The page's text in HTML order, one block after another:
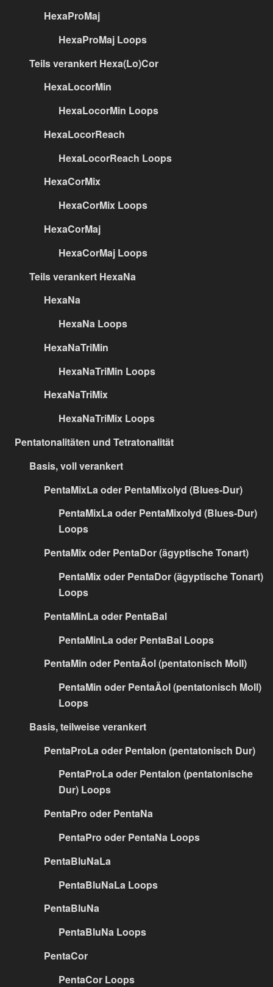
HexaProMaj
HexaProMaj Loops
Teils verankert Hexa(Lo)Cor
HexaLocorMin
HexaLocorMin Loops
HexaLocorReach
HexaLocorReach Loops
HexaCorMix
HexaCorMix Loops
HexaCorMaj
HexaCorMaj Loops
Teils verankert HexaNa
HexaNa
HexaNa Loops
HexaNaTriMin
HexaNaTriMin Loops
HexaNaTriMix
HexaNaTriMix Loops
Pentatonalitäten und Tetratonalität
Basis, voll verankert
PentaMixLa oder PentaMixolyd (Blues-Dur)
PentaMixLa oder PentaMixolyd (Blues-Dur)
Loops
PentaMix oder PentaDor (ägyptische Tonart)
PentaMix oder PentaDor (ägyptische Tonart)
Loops
PentaMinLa oder PentaBal
PentaMinLa oder PentaBal Loops
PentaMin oder PentaÄol (pentatonisch Moll)
PentaMin oder PentaÄol (pentatonisch Moll)
Loops
Basis, teilweise verankert
PentaProLa oder PentaIon (pentatonisch Dur)
PentaProLa oder PentaIon (pentatonische
Dur) Loops
PentaPro oder PentaNa
PentaPro oder PentaNa Loops
PentaBluNaLa
PentaBluNaLa Loops
PentaBluNa
PentaBluNa Loops
PentaCor
PentaCor Loops